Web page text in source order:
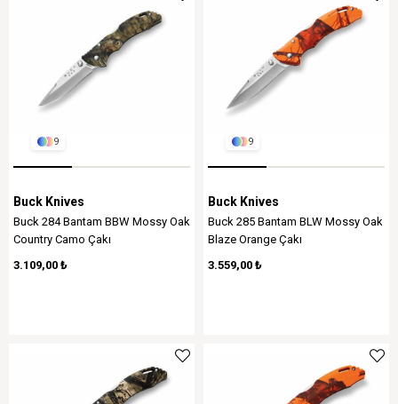
9
Buck Knives
Buck 284 Bantam BBW Mossy Oak
Country Camo Çakı
3.109,00 ₺
9
Buck Knives
Buck 285 Bantam BLW Mossy Oak
Blaze Orange Çakı
3.559,00 ₺